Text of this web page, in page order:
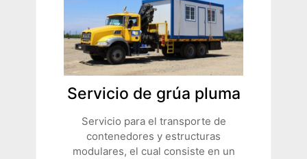
Servicio de grúa pluma
Servicio para el transporte de
contenedores y estructuras
modulares, el cual consiste en un